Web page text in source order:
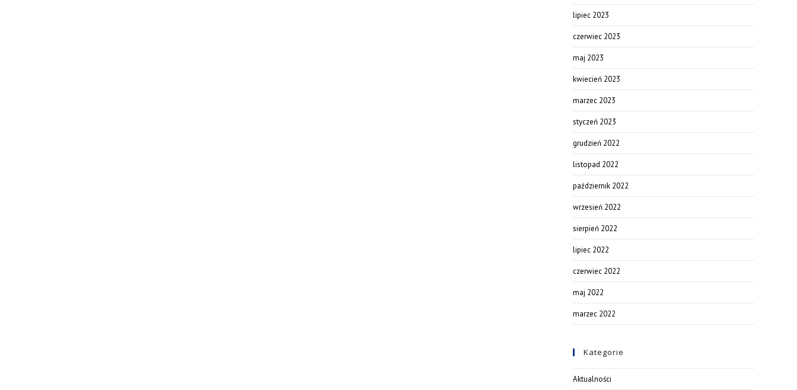
lipiec 2023
czerwiec 2023
maj 2023
kwiecień 2023
marzec 2023
styczeń 2023
grudzień 2022
listopad 2022
październik 2022
wrzesień 2022
sierpień 2022
lipiec 2022
czerwiec 2022
maj 2022
marzec 2022
Kategorie
Aktualności